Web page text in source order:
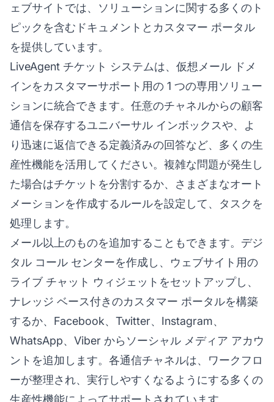
ェブサイトでは、ソリューションに関する多くのト
ピックを含むドキュメントとカスタマー ポータル
を提供しています。
LiveAgent チケット システムは、仮想メール ドメ
インをカスタマーサポート用の 1 つの専用ソリュー
ションに統合できます。任意のチャネルからの顧客
通信を保存するユニバーサル インボックスや、よ
り迅速に返信できる定義済みの回答など、多くの生
産性機能を活用してください。複雑な問題が発生し
た場合はチケットを分割するか、さまざまなオート
メーションを作成するルールを設定して、タスクを
処理します。
メール以上のものを追加することもできます。デジ
タル コール センターを作成し、ウェブサイト用の
ライブ チャット ウィジェットをセットアップし、
ナレッジ ベース付きのカスタマー ポータルを構築
するか、Facebook、Twitter、Instagram、
WhatsApp、Viber からソーシャル メディア アカウ
ントを追加します。各通信チャネルは、ワークフロ
ーが整理され、実行しやすくなるようにする多くの
生産性機能によってサポートされています。